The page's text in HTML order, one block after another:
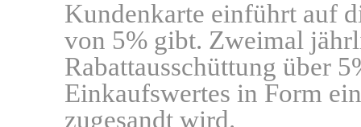
Kundenkarte einführt auf
von 5% gibt. Zweimal
Rabattausschüttung über
Einkaufswertes in Form
zugesandt wird.